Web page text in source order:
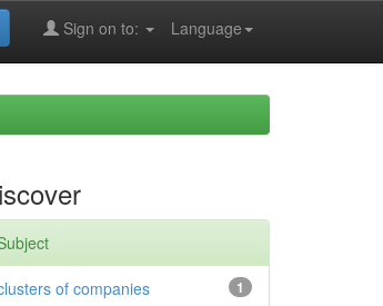
Language
Sign on to:
1
of companies